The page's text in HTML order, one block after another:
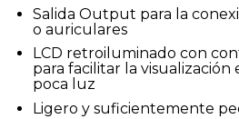
Salida Output para la
o auriculares
LCD retroiluminado con
para facilitar la visualización
poca luz
Ligero y suficientemente